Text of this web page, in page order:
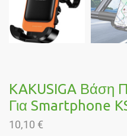
KAKUSIGA Βάση
Για Smartphone
10,10 €